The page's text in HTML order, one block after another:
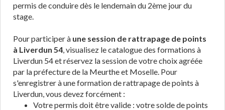
permis de conduire dès le lendemain du 2ème jour du
stage.
Pour participer à une session de rattrapage de points
à Liverdun 54, visualisez le catalogue des formations à
Liverdun 54 et réservez la session de votre choix agréée
par la préfecture de la Meurthe et Moselle. Pour
s'enregistrer à une formation de rattrapage de points à
Liverdun, vous devez forcément :
Votre permis doit être valide : votre solde de points